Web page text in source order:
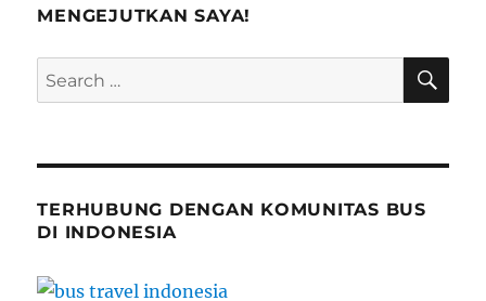
yang
di
MENGEJUTKAN SAYA!
Search
for:
TERHUBUNG DENGAN KOMUNITAS BUS
DI INDONESIA